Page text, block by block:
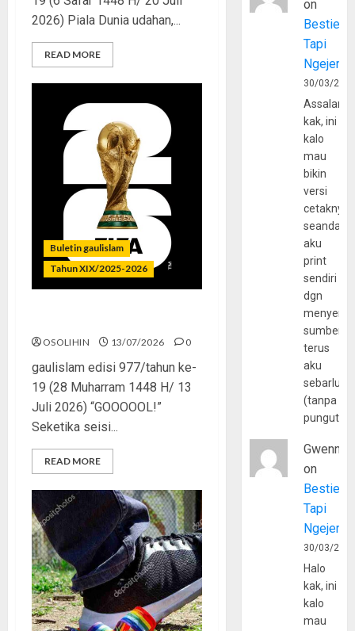
2026) Piala Dunia udahan,...
READ MORE
Buletin gaulislam
Tahun XIX/2025-2026
OSOLIHIN 13/07/2026 0
gaulislam edisi 977/tahun ke-
19 (28 Muharram 1448 H/ 13
Juli 2026) “GOOOOOL!”
Seketika seisi...
READ MORE
on
Bestie
Tapi
30/03/
kak, ini
kalo
mau
bikin
versi
cetaknya
aku
print
sendiri
dgn
sumber
terus
aku
(tanpa
Gwenny
on
Bestie
Tapi
30/03/
Halo
kak, ini
kalo
mau